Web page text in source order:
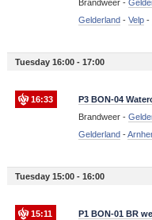
Brandweer -
Gelderland- Velp-
Tuesday 16:00 - 17:00
16:33
P3 BON-04
Brandweer -
Gelderland-
Tuesday 15:00 - 16:00
15:11
P1 BON-01 BR